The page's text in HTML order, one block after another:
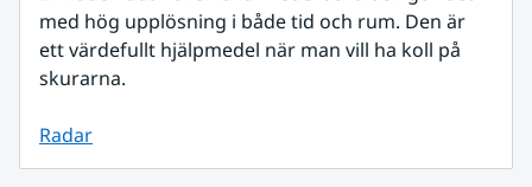
med hög upplösning i både tid och rum. Den är
ett värdefullt hjälpmedel när man vill ha koll på
skurarna.
Radar